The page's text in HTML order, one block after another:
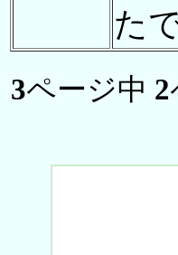
た
3ページ中 2